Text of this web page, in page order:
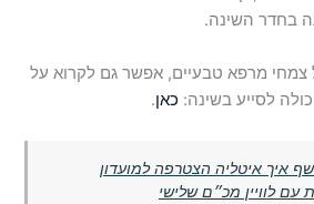
בחדר השינה.
צמחי מרפא טבעיים, אפשר גם לקרוא על
לסייע בשינה: כאן.
איך איטליה הצטרפה למועדון
עם לוויין מכ״ם שלישי